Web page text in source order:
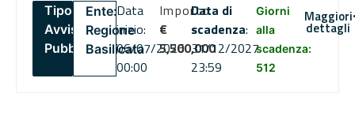
Tipo:
Avviso
Pubblico
Ente:
Regione
Basilicata
Data
inizio:
06/07/2026
00:00
Importo
€
5,500,000
Data di
scadenza:
31/12/2027
23:59
Giorni
alla
scadenza:
512
Maggiori
dettagli